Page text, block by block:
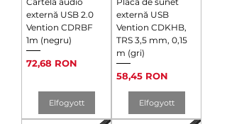
externă USB 2.0
Vention CDRBF
1m (negru)
Ár
72,68 RON
Elfogyott
externă USB
Vention CDKHB,
TRS 3,5 mm, 0,15
m (gri)
Ár
58,45 RON
Elfogyott